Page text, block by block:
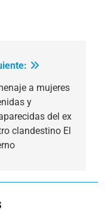
a mujeres
y
del ex
clandestino El